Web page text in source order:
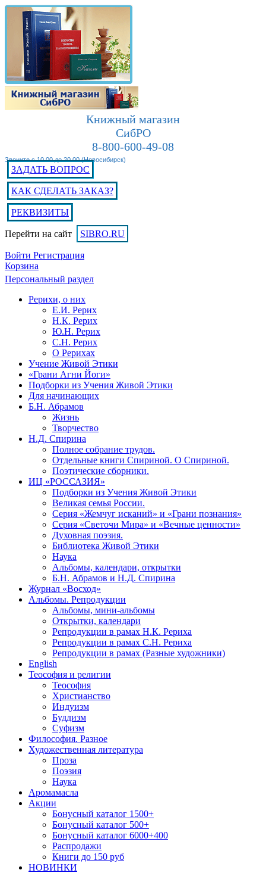
Книжный магазин
СибРО
8-800-600-49-08
Звоните с 10.00 до 20.00 (Новосибирск)
ЗАДАТЬ ВОПРОС
КАК СДЕЛАТЬ ЗАКАЗ?
РЕКВИЗИТЫ
Перейти на сайт SIBRO.RU
Войти Регистрация
Корзина
Персональный раздел
Рерихи, о них
Е.И. Рерих
Н.К. Рерих
Ю.Н. Рерих
С.Н. Рерих
О Рерихах
Учение Живой Этики
«Грани Агни Йоги»
Подборки из Учения Живой Этики
Для начинающих
Б.Н. Абрамов
Жизнь
Творчество
Н.Д. Спирина
Полное собрание трудов.
Отдельные книги Спириной. О Спириной.
Поэтические сборники.
ИЦ «РОССАЗИЯ»
Подборки из Учения Живой Этики
Великая семья России.
Серия «Жемчуг исканий» и «Грани познания»
Серия «Светочи Мира» и «Вечные ценности»
Духовная поэзия.
Библиотека Живой Этики
Наука
Альбомы, календари, открытки
Б.Н. Абрамов и Н.Д. Спирина
Журнал «Восход»
Альбомы. Репродукции
Альбомы, мини-альбомы
Открытки, календари
Репродукции в рамах Н.К. Рериха
Репродукции в рамах С.Н. Рериха
Репродукции в рамах (Разные художники)
English
Теософия и религии
Теософия
Христианство
Индуизм
Буддизм
Суфизм
Философия. Разное
Художественная литература
Проза
Поэзия
Наука
Аромамасла
Акции
Бонусный каталог 1500+
Бонусный каталог 500+
Бонусный каталог 6000+400
Распродажи
Книги до 150 руб
НОВИНКИ